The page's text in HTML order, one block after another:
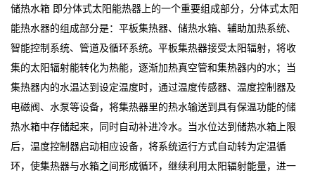
储热水箱 即分体式太阳能热器上的一个重要组成部分，分体式太阳
能热水器的组成部分是：平板集热器、储热水箱、辅助加热系统、
智能控制系统、管道及循环系统。平板集热器接受太阳辐射，将收
集的太阳辐射能转化为热能，逐渐加热真空管和集热器内的水；当
集热器内的水温达到设定温度时，通过温度传感器、温度控制器及
电磁阀、水泵等设备，将集热器里的热水输送到具有保温功能的储
热水箱中存储起来，同时自动补进冷水。当水位达到储热水箱上限
后，温度控制器启动相应设备，将系统运行方式自动转为定温循
环，使集热器与水箱之间形成循环，继续利用太阳辐射能量，进一